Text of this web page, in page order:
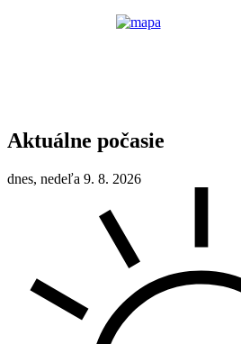
Aktuálne počasie
dnes, nedeľa 9. 8. 2026